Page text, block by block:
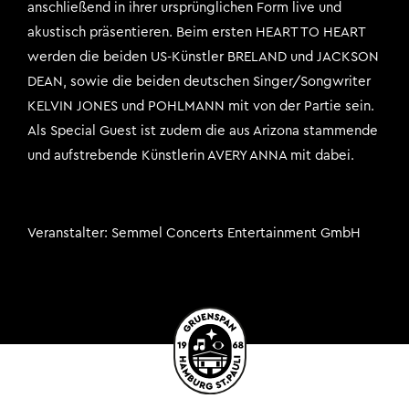
anschließend in ihrer ursprünglichen Form live und
akustisch präsentieren. Beim ersten HEART TO HEART
werden die beiden US-Künstler BRELAND und JACKSON
DEAN, sowie die beiden deutschen Singer/Songwriter
KELVIN JONES und POHLMANN mit von der Partie sein.
Als Special Guest ist zudem die aus Arizona stammende
und aufstrebende Künstlerin AVERY ANNA mit dabei.
Veranstalter Semmel Concerts Entertainment GmbH